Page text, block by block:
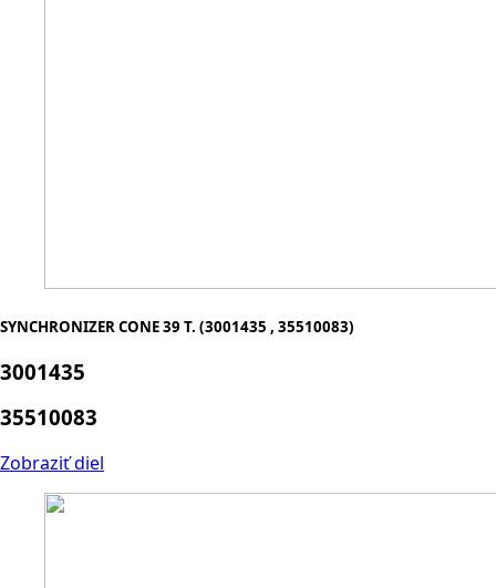
SYNCHRONIZER CONE 39 T. (3001435 , 35510083)
3001435
35510083
Zobraziť diel